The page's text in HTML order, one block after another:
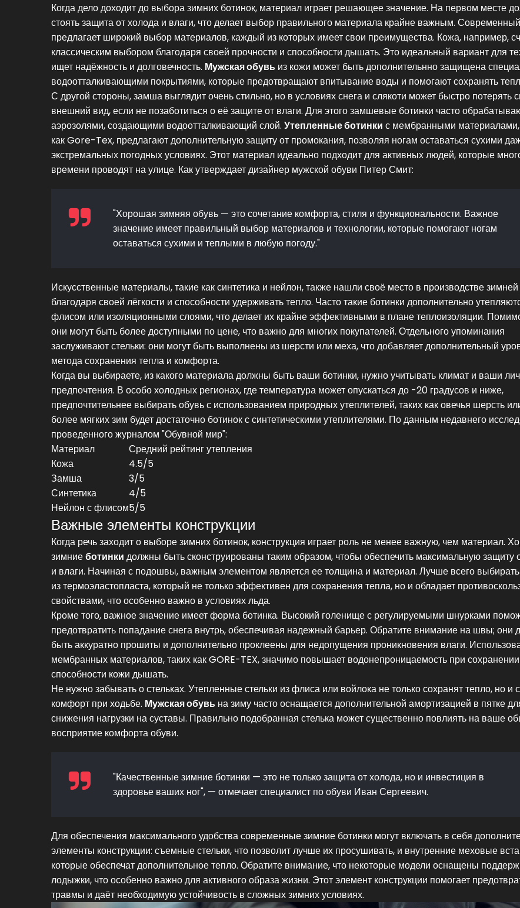
Когда дело доходит до выбора зимних ботинок, материал играет решающее значение. На первом месте
стоять защита от холода и влаги, что делает выбор правильного материала крайне важным.
предлагает широкий выбор материалов, каждый из которых имеет свои преимущества. Кожа, например,
классическим выбором благодаря своей прочности и способности дышать. Это идеальный вариант для
ищет надёжность и долговечность. Мужская обувь из кожи может быть дополнительнно защищена
водоотталкивающими покрытиями, которые предотвращают впитывание воды и помогают сохранять
С другой стороны, замша выглядит очень стильно, но в условиях снега и слякоти может быстро потерять
внешний вид, если не позаботиться о её защите от влаги. Для этого замшевые ботинки часто
аэрозолями, создающими водоотталкивающий слой. Утепленные ботинки с мембранными материалами,
как Gore-Tex, предлагают дополнительную защиту от промокания, позволяя ногам оставаться сухими
экстремальных погодных условиях. Этот материал идеально подходит для активных людей, которые
времени проводят на улице. Как утверждает дизайнер мужской обуви Питер Смит:
"Хорошая зимняя обувь — это сочетание комфорта, стиля и функциональности. Важное
значение имеет правильный выбор материалов и технологии, которые помогают ногам
оставаться сухими и теплыми в любую погоду."
Искусственные материалы, такие как синтетика и нейлон, также нашли своё место в производстве
благодаря своей лёгкости и способности удерживать тепло. Часто такие ботинки дополнительно
флисом или изоляционными слоями, что делает их крайне эффективными в плане теплоизоляции.
они могут быть более доступными по цене, что важно для многих покупателей. Отдельного упоминания
заслуживают стельки: они могут быть выполнены из шерсти или меха, что добавляет дополнительный
метода сохранения тепла и комфорта.
Когда вы выбираете, из какого материала должны быть ваши ботинки, нужно учитывать климат и ваши
предпочтения. В особо холодных регионах, где температура может опускаться до -20 градусов и ниже,
предпочтительнее выбирать обувь с использованием природных утеплителей, таких как овечья шерсть
более мягких зим будет достаточно ботинок с синтетическими утеплителями. По данным недавнего
проведенного журналом "Обувной мир":
Материал
Средний рейтинг утепления
Кожа
4.5/5
Замша
3/5
Синтетика
4/5
Нейлон с флисом5/5
Важные элементы конструкции
Когда речь заходит о выборе зимних ботинок, конструкция играет роль не менее важную, чем материал.
зимниеботинки должны быть сконструированы таким образом, чтобы обеспечить максимальную защиту
и влаги. Начиная с подошвы, важным элементом является ее толщина и материал. Лучше всего
из термоэластопласта, который не только эффективен для сохранения тепла, но и обладает
свойствами, что особенно важно в условиях льда.
Кроме того, важное значение имеет форма ботинка. Высокий голенище с регулируемыми шнурками
предотвратить попадание снега внутрь, обеспечивая надежный барьер. Обратите внимание на швы; они
быть аккуратно прошиты и дополнительно проклеены для недопущения проникновения влаги.
мембранных материалов, таких как GORE-TEX, значимо повышает водонепроницаемость при сохранении
способности кожи дышать.
Не нужно забывать о стельках. Утепленные стельки из флиса или войлока не только сохранят тепло, но и
комфорт при ходьбе. Мужская обувь на зиму часто оснащается дополнительной амортизацией в пятке
снижения нагрузки на суставы. Правильно подобранная стелька может существенно повлиять на ваше
восприятие комфорта обуви.
"Качественные зимние ботинки — это не только защита от холода, но и инвестиция в
здоровье ваших ног", — отмечает специалист по обуви Иван Сергеевич.
Для обеспечения максимального удобства современные зимние ботинки могут включать в себя
элементы конструкции: съемные стельки, что позволит лучше их просушивать, и внутренние меховые
которые обеспечат дополнительное тепло. Обратите внимание, что некоторые модели оснащены
лодыжки, что особенно важно для активного образа жизни. Этот элемент конструкции помогает
травмы и даёт необходимую устойчивость в сложных зимних условиях.